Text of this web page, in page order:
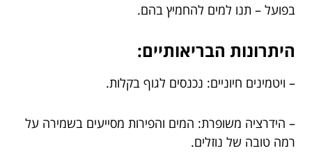
בפועל – תנו למים להחמיץ בהם.
היתרונות הבריאותיים:
– ויטמינים חיוניים: נכנסים לגוף בקלות.
– הידרציה משופרת: המים והפירות מסייעים בשמירה על
רמה טובה של נוזלים.